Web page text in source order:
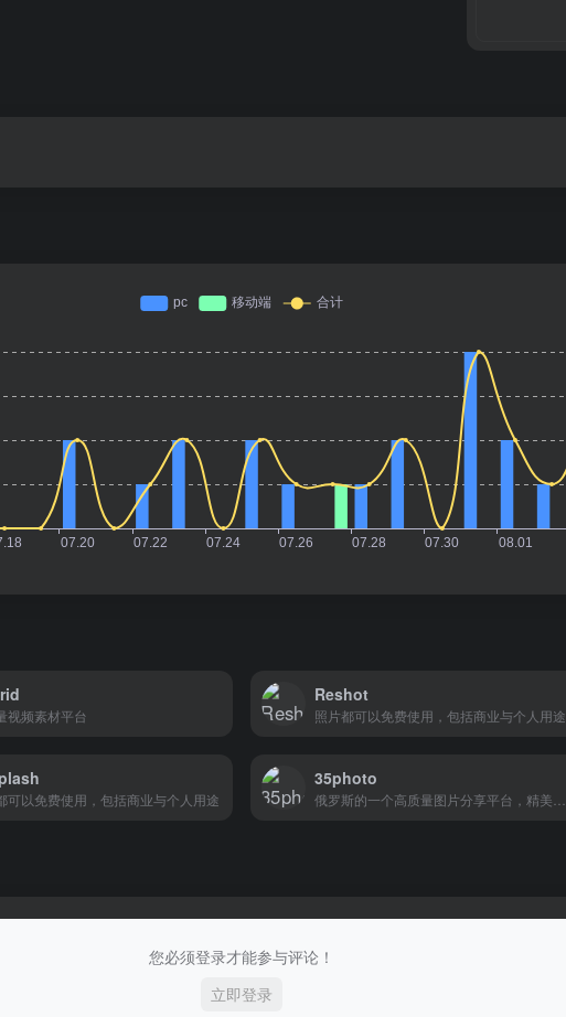
视频素材平台
Reshot
照片都可以免费使用，包括商业与个人用途
可以免费使用，包括商业与个人用途
35photo
您必须登录才能参与评论！
立即登录